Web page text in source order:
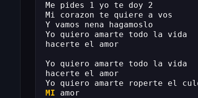
Me pides 1 yo te doy 2
Mi corazon te quiere a vos
Y vamos nena hagamoslo
Yo quiero amarte todo la vida
hacerte el amor
Yo quiero amarte todo la vida
hacerte el amor
Yo quiero amarte roperte el
MI amor